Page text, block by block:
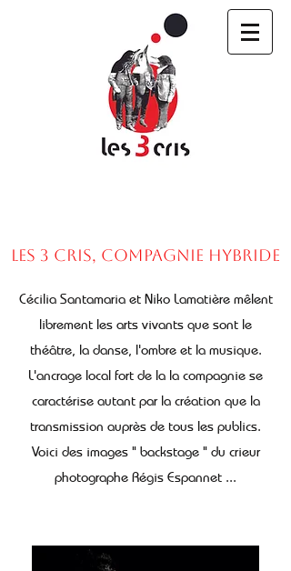
Les 3 Cris, compagnie hybride
Cécilia Santamaria et Niko Lamatière mêlent
librement les arts vivants que sont le
théâtre, la danse, l'ombre et la musique.
L'ancrage local fort de la la compagnie se
caractérise autant par la création que la
transmission auprès de tous les publics.
Voici des images " backstage " du crieur
photographe Régis Espannet ...